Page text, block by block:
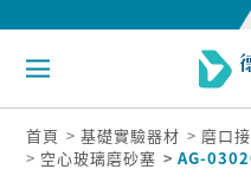
首頁 基礎實驗器材 磨口
空心玻璃磨砂塞
AG-